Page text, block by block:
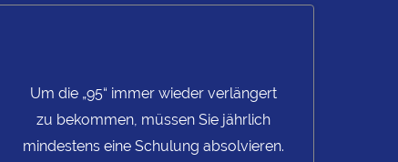
Um die „95“ immer wieder verlängert
zu bekommen, müssen Sie jährlich
mindestens eine Schulung absolvieren.